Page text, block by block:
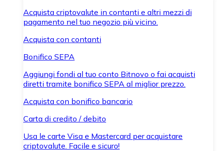
Acquista criptovalute in contanti e altri mezzi di
pagamento nel tuo negozio più vicino.
Acquista con contanti
Bonifico SEPA
Aggiungi fondi al tuo conto Bitnovo o fai acquisti
diretti tramite bonifico SEPA al miglior prezzo.
Acquista con bonifico bancario
Carta di credito / debito
Usa le carte Visa e Mastercard per acquistare
criptovalute. Facile e sicuro!